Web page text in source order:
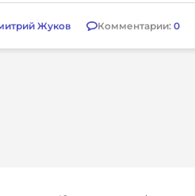
Жуков Комментарии: 0